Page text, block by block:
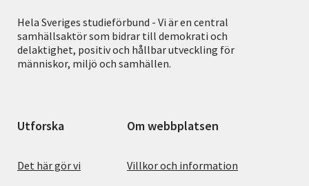
Hela Sveriges studieförbund - Vi är en central
samhällsaktör som bidrar till demokrati och
delaktighet, positiv och hållbar utveckling för
människor, miljö och samhällen.
Utforska
Det här gör vi
Om webbplatsen
Villkor och information